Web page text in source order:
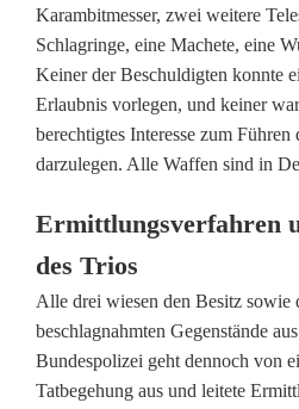
o
m
i
t
P
y
r
o
t
Karambitmesser, zwei weitere
Schlagringe, eine Machete, eine
Keiner der Beschuldigten konnte
Erlaubnis vorlegen, und keiner
berechtigtes Interesse zum
darzulegen. Alle Waffen sind in
Ermittlungsverfahren
des Trios
Alle drei wiesen den Besitz sowie
beschlagnahmten Gegenstände
Bundespolizei geht dennoch von
Tatbegehung aus und leitete